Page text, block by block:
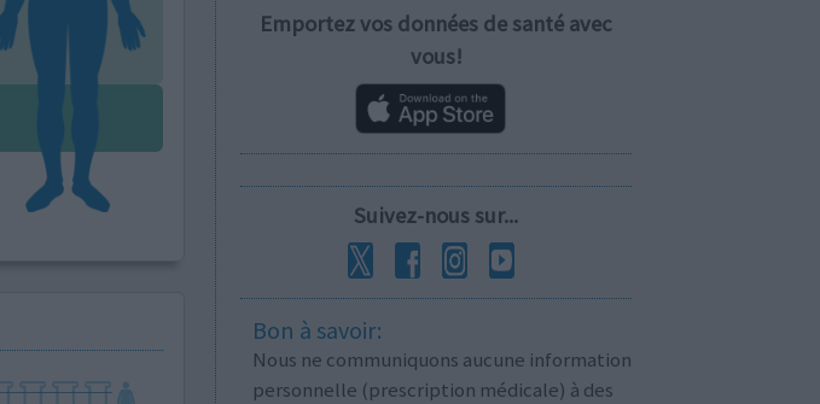
Emportez vos données de santé avec
vous!
Suivez-nous sur...
Bon à savoir:
Nous ne communiquons aucune information
personnelle (prescription médicale) à des